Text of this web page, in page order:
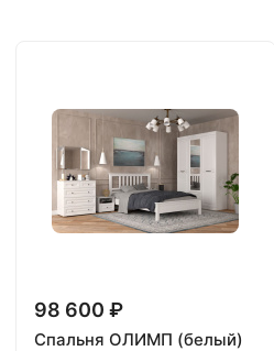
98 600 ₽
Спальня ОЛИМП (белый)